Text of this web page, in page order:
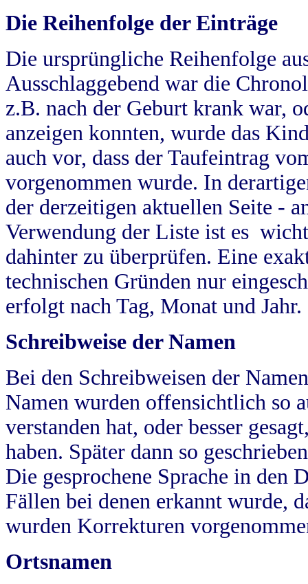
Die Reihenfolge der Einträge
Die ursprüngliche Reihenfolge
Ausschlaggebend war die
z.B. nach der Geburt krank war,
anzeigen konnten, wurde das
auch vor, dass der Taufeintrag
vorgenommen wurde. In
der derzeitigen aktuellen Seite -
Verwendung der Liste ist es
dahinter zu überprüfen. Eine
technischen Gründen nur
erfolgt nach Tag, Monat und Jahr.
Schreibweise der Namen
Bei den Schreibweisen der
Namen wurden offensichtlich so
verstanden hat, oder besser
haben. Später dann so
Die gesprochene Sprache in
Fällen bei denen erkannt wurde,
wurden Korrekturen
Ortsnamen